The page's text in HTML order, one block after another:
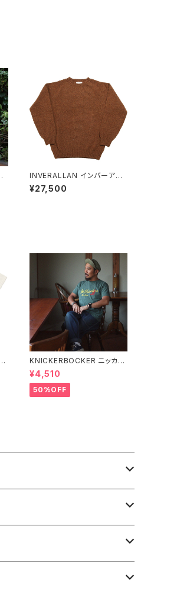
INVERALLAN インバーアラ
ン シェットランドセーター PE
CAN(ピーカン)
¥27,500
KNICKERBOCKER ニッカー
ボッカー GREEN ハンプトン
Tシャツ
¥4,510
50%OFF